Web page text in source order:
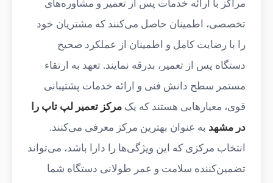
مراکز با ارائه خدمات پس از تعمیر و مشاوره‌های
تخصصی، اطمینان حاصل می‌کنند که مشتریان خود
را با رضایت کامل و اطمینان از عملکرد صحیح
دستگاه پس از تعمیر، بدرقه نمایند. تعهد به ارتقاء
مستمر سطح دانش فنی و ارائه خدمات پشتیبانی
قوی، معیارهایی هستند که یک مرکز تعمیر لپ تاپ را
در مشهد به عنوان بهترین مرکز معرفی می‌کنند.
انتخاب مرکزی که این ویژگی‌ها را دارا باشد، می‌تواند
تضمین‌کننده سلامت و عمر طولانی دستگاه شما